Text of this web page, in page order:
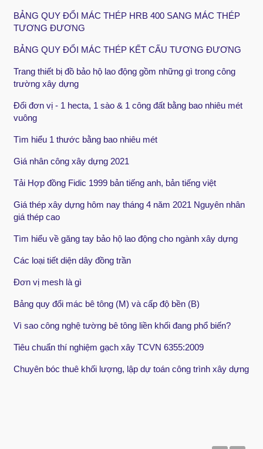
BẢNG QUY ĐỔI MÁC THÉP HRB 400 SANG MÁC THÉP
TƯƠNG ĐƯƠNG
BẢNG QUY ĐỔI MÁC THÉP KẾT CẤU TƯƠNG ĐƯƠNG
Trang thiết bị đồ bảo hộ lao động gồm những gì trong công
trường xây dựng
Đổi đơn vị - 1 hecta, 1 sào & 1 công đất bằng bao nhiêu mét
vuông
Tìm hiểu 1 thước bằng bao nhiêu mét
Giá nhân công xây dựng 2021
Tải Hợp đồng Fidic 1999 bản tiếng anh, bản tiếng việt
Giá thép xây dựng hôm nay tháng 4 năm 2021 Nguyên nhân
giá thép cao
Tìm hiểu về găng tay bảo hộ lao động cho ngành xây dựng
Các loại tiết diện dây đồng trần
Đơn vị mesh là gì
Bảng quy đổi mác bê tông (M) và cấp độ bền (B)
Vì sao công nghệ tường bê tông liền khối đang phổ biến?
Tiêu chuẩn thí nghiệm gạch xây TCVN 6355:2009
Chuyên bóc thuê khối lượng, lập dự toán công trình xây dựng